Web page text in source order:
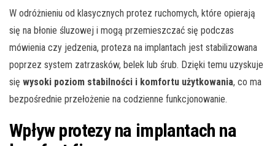
W odróżnieniu od klasycznych protez ruchomych, które opierają
się na błonie śluzowej i mogą przemieszczać się podczas
mówienia czy jedzenia, proteza na implantach jest stabilizowana
poprzez system zatrzasków, belek lub śrub. Dzięki temu uzyskuje
się wysoki poziom stabilności i komfortu użytkowania, co ma
bezpośrednie przełożenie na codzienne funkcjonowanie.
Wpływ protezy na implantach na